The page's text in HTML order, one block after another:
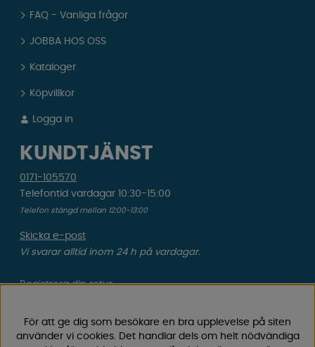
FAQ - Vanliga frågor
JOBBA HOS OSS
Kataloger
Köpvillkor
Logga in
KUNDTJÄNST
0171-105570
Telefontid vardagar 10:30-15:00
Telefon stängd mellan 12:00-13:00
Skicka e-post
Vi svarar alltid inom 24 h på vardagar.
Registrera din retur
Registrera din reklamation
För att ge dig som besökare en bra upplevelse på siten
använder vi cookies. Det handlar dels om helt nödvändiga